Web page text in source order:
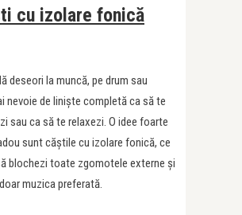
cu izolare fonică
deseori la muncă, pe drum sau
nevoie de liniște completă ca să te
sau ca să te relaxezi. O idee foarte
sunt căștile cu izolare fonică, ce
blochezi toate zgomotele externe și
muzica preferată.